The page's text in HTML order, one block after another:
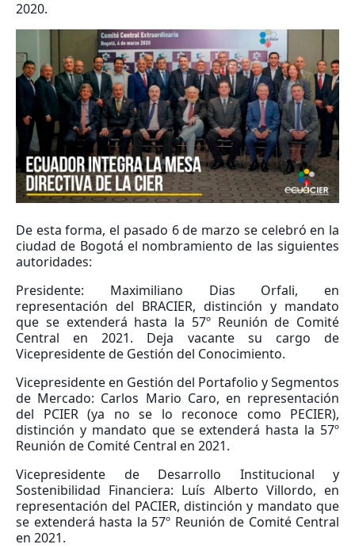
2020.
De esta forma, el pasado 6 de marzo se celebró en la
ciudad de Bogotá el nombramiento de las siguientes
autoridades:
Presidente: Maximiliano Dias Orfali, en
representación del BRACIER, distinción y mandato
que se extenderá hasta la 57º Reunión de Comité
Central en 2021. Deja vacante su cargo de
Vicepresidente de Gestión del Conocimiento.
Vicepresidente en Gestión del Portafolio y Segmentos
de Mercado: Carlos Mario Caro, en representación
del PCIER (ya no se lo reconoce como PECIER),
distinción y mandato que se extenderá hasta la 57º
Reunión de Comité Central en 2021.
Vicepresidente de Desarrollo Institucional y
Sostenibilidad Financiera: Luís Alberto Villordo, en
representación del PACIER, distinción y mandato que
se extenderá hasta la 57º Reunión de Comité Central
en 2021.